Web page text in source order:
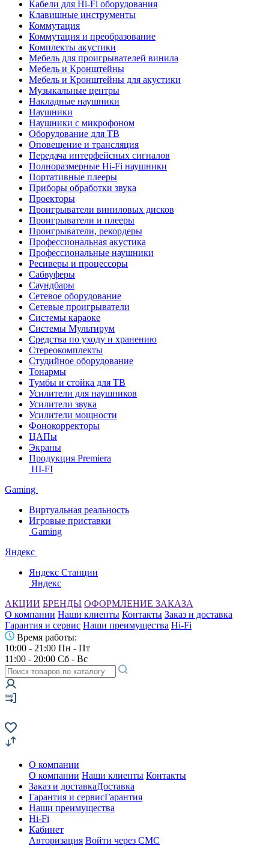
Кабели для Hi-Fi оборудования
Клавишные инструменты
Коммутация
Коммутация и преобразование
Комплекты акустики
Мебель для проигрывателей винила
Мебель и Кронштейны
Мебель и Кронштейны для акустики
Музыкальные центры
Накладные наушники
Наушники
Наушники с микрофоном
Оборудование для ТВ
Оповещение и трансляция
Передача интерфейсных сигналов
Полноразмерные Hi-Fi наушники
Портативные плееры
Приборы обработки звука
Проекторы
Проигрыватели виниловых дисков
Проигрыватели и плееры
Проигрыватели, рекордеры
Профессиональная акустика
Профессиональные наушники
Ресиверы и процессоры
Сабвуферы
Саундбары
Сетевое оборудование
Сетевые проигрыватели
Системы караоке
Системы Мультирум
Средства по уходу и хранению
Стереокомплекты
Студийное оборудование
Тонармы
Тумбы и стойка для ТВ
Усилители для наушников
Усилители звука
Усилители мощности
Фонокорректоры
ЦАПы
Экраны
Продукция Premiera
HI-FI
Gaming
Виртуальная реальность
Игровые приставки
Gaming
Яндекс
Яндекс Станции
Яндекс
АКЦИИ БРЕНДЫ ОФОРМЛЕНИЕ ЗАКАЗА
О компании Наши клиенты Контакты Заказ и доставка
Гарантия и сервис Наши преимущества Hi-Fi
Время работы:
10:00 - 21:00 Пн - Пт
11:00 - 20:00 Сб - Вс
О компании
О компании Наши клиенты Контакты
Заказ и доставкаДоставка
Гарантия и сервисГарантия
Наши преимущества
Hi-Fi
Кабинет
Авторизация Войти через СМС